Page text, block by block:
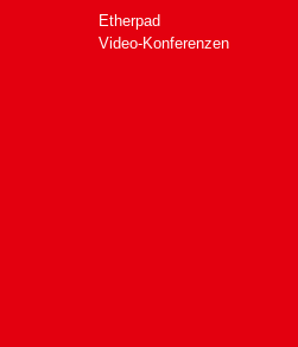
Etherpad
Video-Konferenzen